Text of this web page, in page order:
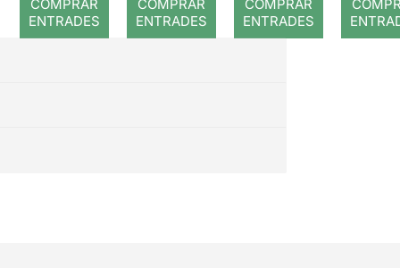
COMPRAR
ENTRADES
COMPRAR
ENTRADES
COMPRAR
ENTRADES